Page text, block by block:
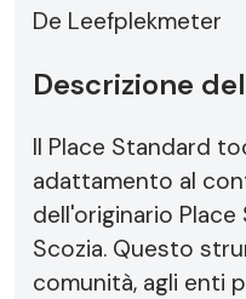
De Leefplekmeter
Descrizione
Il Place Standard
adattamento al
dell'originario
Scozia. Questo
comunità, agli enti